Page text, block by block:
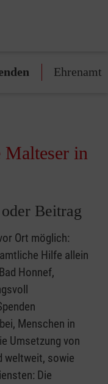
Ehrenamt
Malteser in
Beitrag
Ort möglich:
Hilfe allein
Honnef,
Menschen in
Umsetzung von
weltweit, sowie
Die